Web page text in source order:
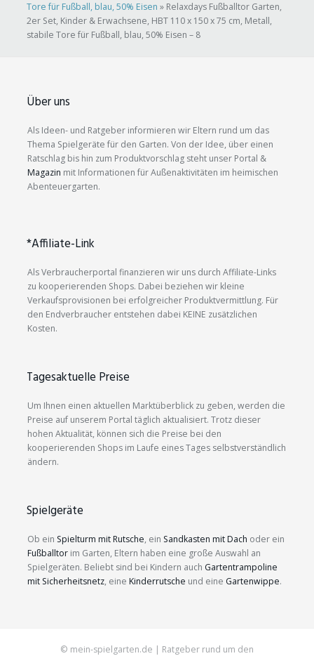
Tore für Fußball, blau, 50% Eisen » Relaxdays Fußballtor Garten,
2er Set, Kinder & Erwachsene, HBT 110 x 150 x 75 cm, Metall,
stabile Tore für Fußball, blau, 50% Eisen – 8
Über uns
Als Ideen- und Ratgeber informieren wir Eltern rund um das
Thema Spielgeräte für den Garten. Von der Idee, über einen
Ratschlag bis hin zum Produktvorschlag steht unser Portal &
Magazin mit Informationen für Außenaktivitäten im heimischen
Abenteuergarten.
*Affiliate-Link
Als Verbraucherportal finanzieren wir uns durch Affiliate-Links
zu kooperierenden Shops. Dabei beziehen wir kleine
Verkaufsprovisionen bei erfolgreicher Produktvermittlung. Für
den Endverbraucher entstehen dabei KEINE zusätzlichen
Kosten.
Tagesaktuelle Preise
Um Ihnen einen aktuellen Marktüberblick zu geben, werden die
Preise auf unserem Portal täglich aktualisiert. Trotz dieser
hohen Aktualität, können sich die Preise bei den
kooperierenden Shops im Laufe eines Tages selbstverständlich
ändern.
Spielgeräte
Ob ein Spielturm mit Rutsche, ein Sandkasten mit Dach oder ein
Fußballtor im Garten, Eltern haben eine große Auswahl an
Spielgeräten. Beliebt sind bei Kindern auch Gartentrampoline
mit Sicherheitsnetz, eine Kinderrutsche und eine Gartenwippe.
© mein-spielgarten.de | Ratgeber rund um den